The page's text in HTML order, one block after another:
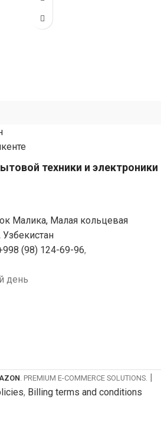
580 х
техники и электроники
Малика, Малая кольцевая
(98) 124-69-96,
день
. PREMIUM E-COMMERCE SOLUTIONS.|
, Billing terms and conditions